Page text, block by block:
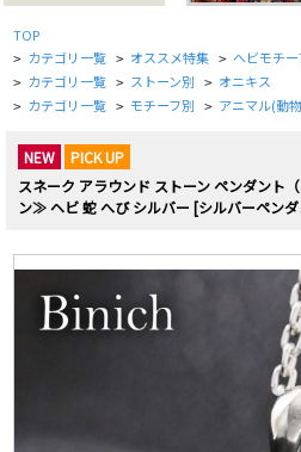
TOP
> カテゴリ一覧 > オススメ特集 > ヘビモチ
> カテゴリ一覧 > ストーン別 > オニキス
> カテゴリ一覧 > モチーフ別 > アニマル(動
NEW
PICK UP
スネーク アラウンド ストーン ペンダント
ン≫ ヘビ 蛇 へび シルバー [シルバーペン